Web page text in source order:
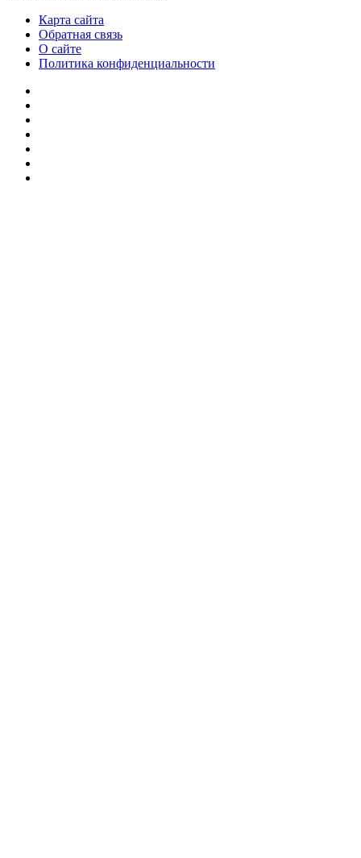
Карта сайта
Обратная связь
О сайте
Политика конфиденциальности